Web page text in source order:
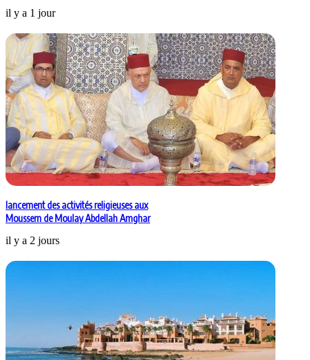
il y a 1 jour
lancement des activités religieuses aux
Moussem de Moulay Abdellah Amghar
il y a 2 jours